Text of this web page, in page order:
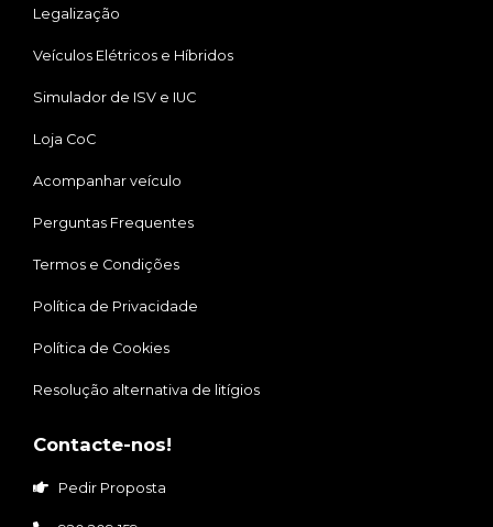
Legalização
Veículos Elétricos e Híbridos
Simulador de ISV e IUC
Loja CoC
Acompanhar veículo
Perguntas Frequentes
Termos e Condições
Política de Privacidade
Política de Cookies
Resolução alternativa de litígios
Contacte-nos!
Pedir Proposta